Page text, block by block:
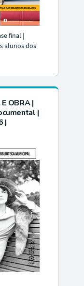
final |
alunos dos
OBRA |
|
|